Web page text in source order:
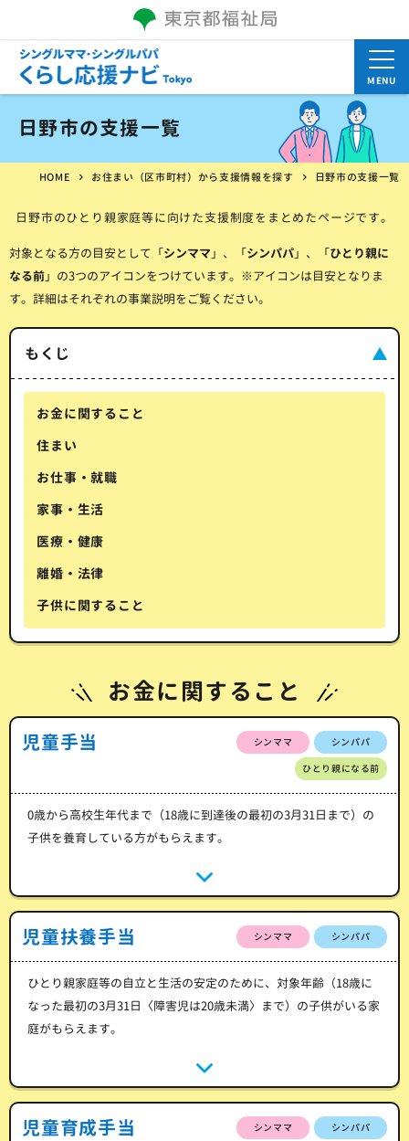
MENU
日野市の支援一覧
HOME お住まい（区市町村）から支援情報を探す 日野市の支援一覧
日野市のひとり親家庭等に向けた支援制度をまとめたページです。
対象となる方の目安として「シンママ 」、「シンパパ」、「ひとり親に
なる前」の3つのアイコンをつけています。※アイコンは目安となりま
す。詳細はそれぞれの事業説明をご覧ください。
もくじ
お金に関すること
住まい
お仕事・就職
家事・生活
医療・健康
離婚・法律
子供に関すること
お金に関すること
児童手当 シンママ シンパパ
ひとり親になる前
0歳から高校生年代まで（18歳に到達後の最初の3月31日まで）の
子供を養育している方がもらえます。
児童扶養手当 シンママ シンパパ
ひとり親家庭等の自立と生活の安定のために、対象年齢（18歳に
なった最初の3月31日〈障害児は20歳未満〉まで）の子供がいる家
庭がもらえます。
児童育成手当 シンママ シンパパ